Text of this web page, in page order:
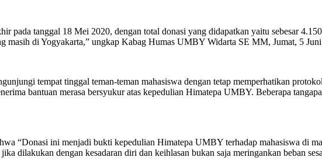
pada tanggal 18 Mei 2020, dengan total donasi yang didapatkan yaitu sebesar
masih di Yogyakarta,” ungkap Kabag Humas UMBY Widarta SE MM, Jumat, 5
tempat tinggal teman-teman mahasiswa dengan tetap memperhatikan
bantuan merasa bersyukur atas kepedulian Himatepa UMBY. Beberapa
“Donasi ini menjadi bukti kepedulian Himatepa UMBY terhadap mahasiswa di
dilakukan dengan kesadaran diri dan keihlasan bukan saja meringankan beban